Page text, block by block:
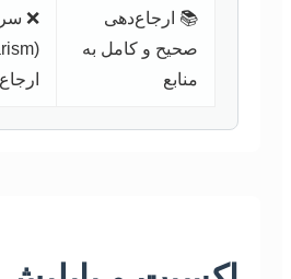
📚 ارجاع‌دهی
صحیح و کامل به
منابع
❌